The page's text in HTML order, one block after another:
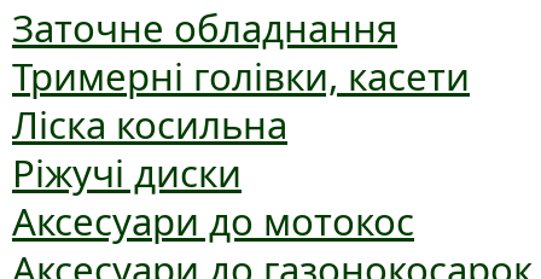
Заточне обладнання
Тримерні голівки, касети
Ліска косильна
Ріжучі диски
Аксесуари до мотокос